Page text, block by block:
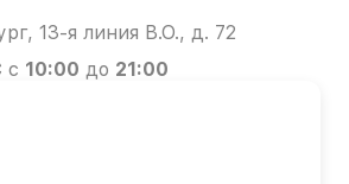
13-я линия В.О., д. 72
с 10:00 до 21:00